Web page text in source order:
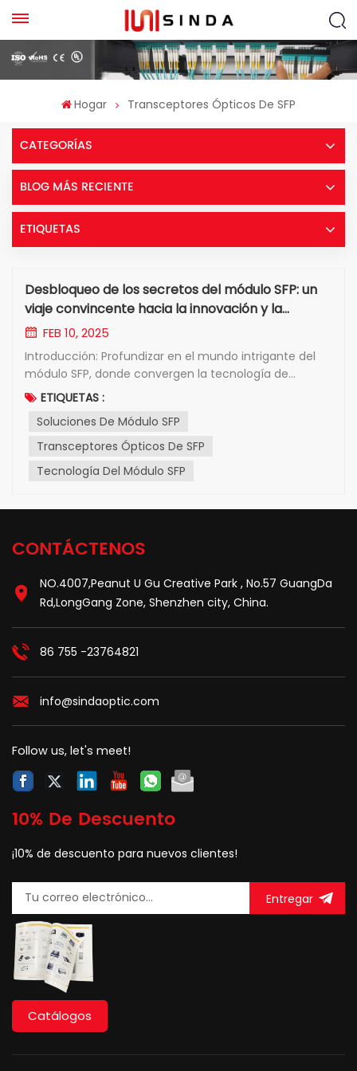
Hogar Transceptores Ópticos De SFP
CATEGORÍAS
BLOG MÁS RECIENTE
ETIQUETAS
Desbloqueo de los secretos del módulo SFP: un
viaje convincente hacia la innovación y la
conectividad
FEB 10, 2025
Introducción: Profundizar en el mundo intrigante del
módulo SFP, donde convergen la tecnología de
vanguardia y la conectividad perfecta. Este blog
el módulo SFP, desentrañando su importancia y
capturando el i...
ETIQUETAS :
Soluciones De Módulo SFP
Transceptores Ópticos De SFP
Tecnología Del Módulo SFP
CONTÁCTENOS
NO.4007,Peanut U Gu Creative Park , No.57 GuangDa
Rd,LongGang Zone, Shenzhen city, China.
86 755 -23764821
info@sindaoptic.com
Follow us, let's meet!
10% De Descuento
¡10% de descuento para nuevos clientes!
Entregar
Catálogos